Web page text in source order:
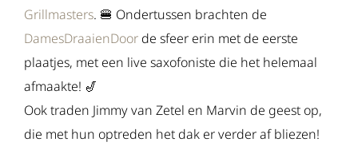
Grillmasters. 🍔 Ondertussen brachten de
DamesDraaienDoor de sfeer erin met de eerste
plaatjes, met een live saxofoniste die het helemaal
afmaakte! 🎷
Ook traden Jimmy van Zetel en Marvin de geest op,
die met hun optreden het dak er verder af bliezen!